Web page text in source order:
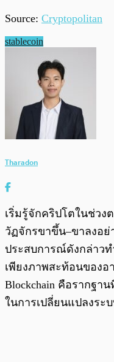
Source: Cryptopolitan
stablecoin
Tharadon
เริ่มรู้จักคริปโตในช่วง
วัฏจักรขาขึ้น–ขาลงอย่
ประสบการณ์ดังกล่าวท
เพียงภาพสะท้อนของ
Blockchain คือรากฐา
ในการเปลี่ยนแปลงระ